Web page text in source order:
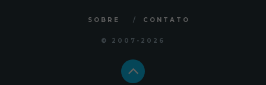
SOBRE CONTATO
© 2007 -2026